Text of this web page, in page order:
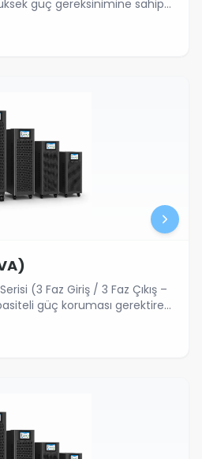
güç gereksinimine sahip
(3 Faz Giriş / 3 Faz Çıkış –
güç koruması gerektiren